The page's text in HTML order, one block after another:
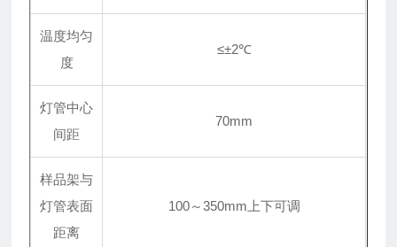
温度均匀
度
≤±2℃
灯管中心
间距
70mm
样品架与
灯管表面
距离
100～350mm上下可调